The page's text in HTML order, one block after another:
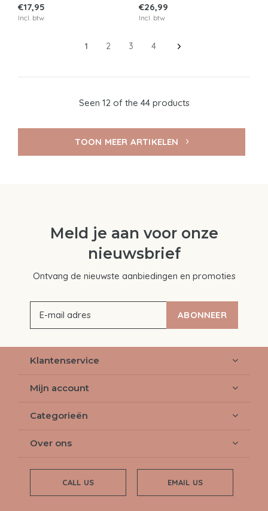
€17,95
Incl. btw
€26,99
Incl. btw
1 2 3 4
Seen 12 of the 44 products
TOON MEER ARTIKELEN
Meld je aan voor onze
nieuwsbrief
Ontvang de nieuwste aanbiedingen en promoties
ABONNEER
Klantenservice
Mijn account
Categorieën
Over ons
CALL US EMAIL US